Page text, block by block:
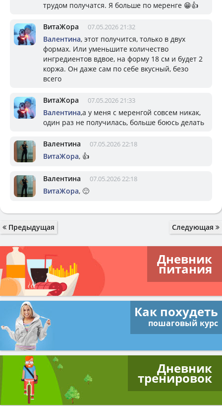
трудом получатся. Я больше по меренге 😁👍
ВитаЖора 07.05.2026 21:32
Валентина, этот получится, только в двух
формах. Или уменьшите количество
ингредиентов вдвое, на форму 18 см и будет 2
коржа. Он даже сам по себе вкусный, безо
всего
ВитаЖора 07.05.2026 21:33
Валентина,а у меня с меренгой совсем никак,
один раз не получилась, больше боюсь делать
Валентина 07.05.2026 22:18
ВитаЖора, 👍
Валентина 07.05.2026 22:18
ВитаЖора, 🙂
Предыдущая Следующая
Дневник
питания
Как похудеть
пошаговый курс
Дневник
тренировок